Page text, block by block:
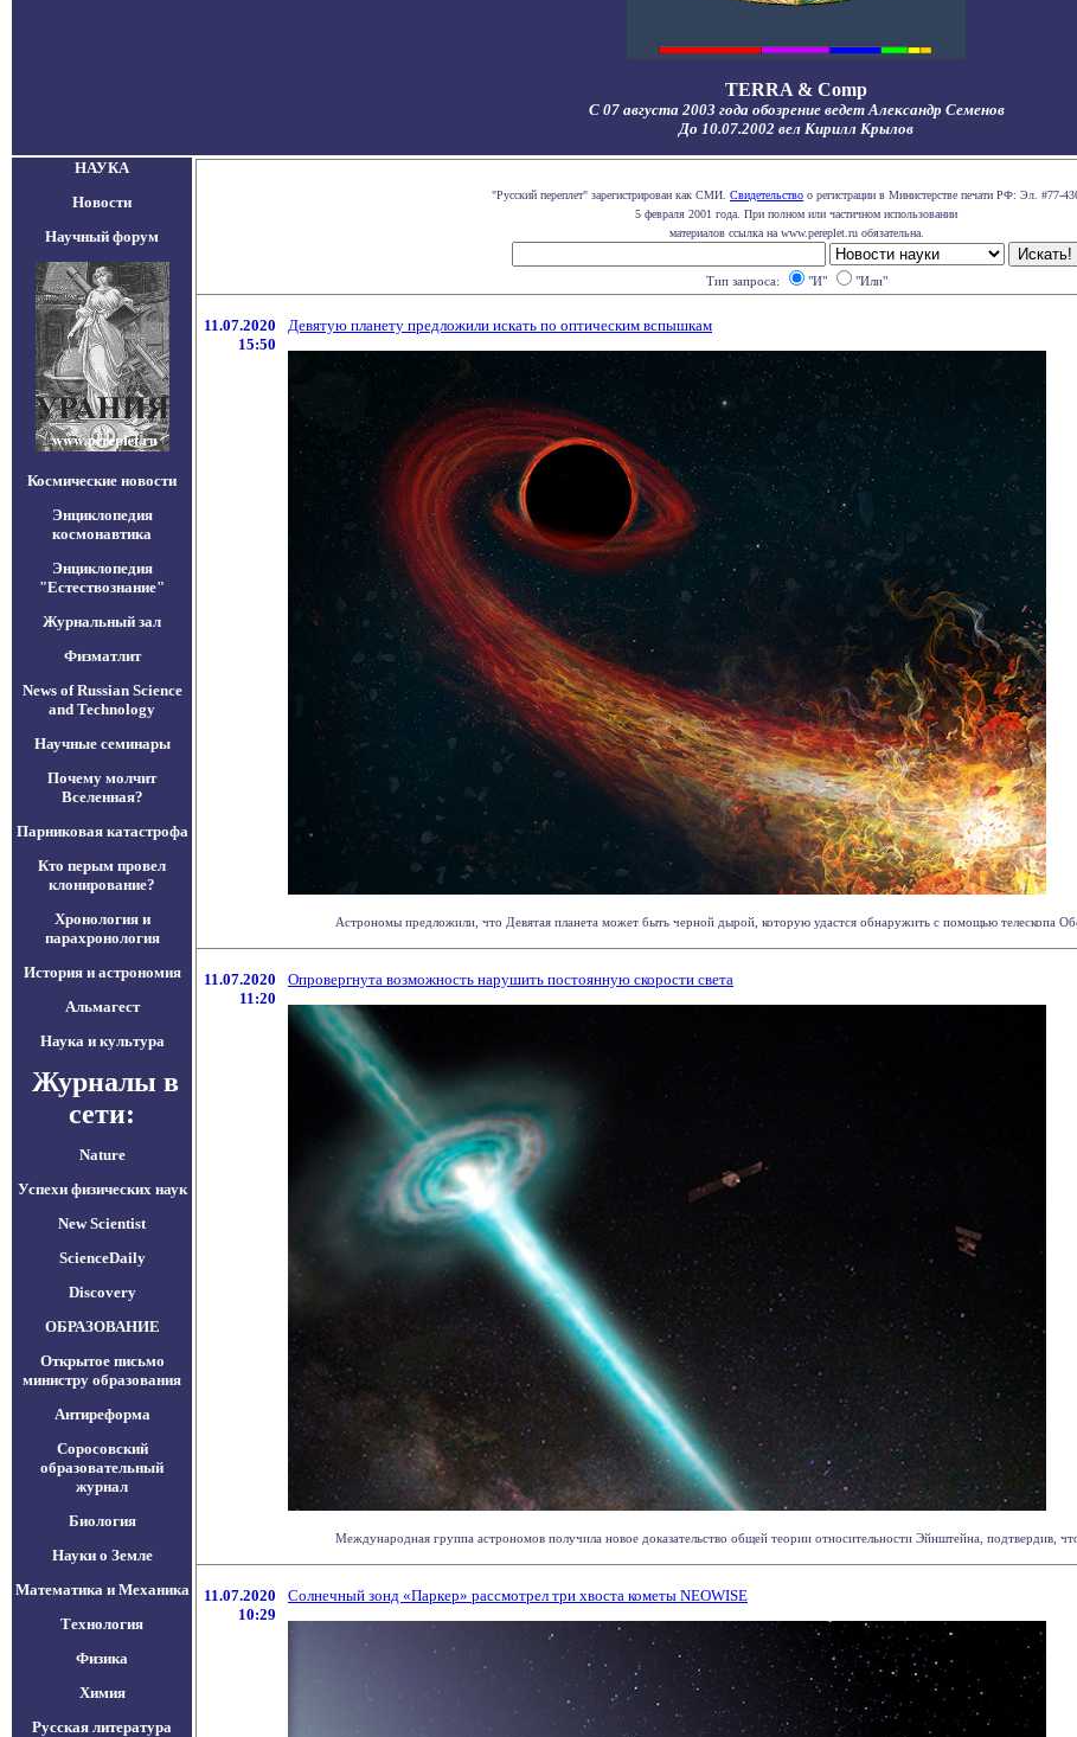
TERRA & Comp
С 07 августа 2003 года обозрение ведет Александр Семенов
До 10.07.2002 вел Кирилл Крылов
НАУКА
Новости
Научный форум
Космические новости
Энциклопедия
космонавтика
Энциклопедия
"Естествознание"
Журнальный зал
Физматлит
News of Russian Science
and Technology
Научные семинары
Почему молчит
Вселенная?
Парниковая катастрофа
Кто перым провел
клонирование?
Хронология и
парахронология
История и астрономия
Альмагест
Наука и культура
Журналы в
сети:
Nature
Успехи физических наук
New Scientist
ScienceDaily
Discovery
ОБРАЗОВАНИЕ
Открытое письмо
министру образования
Антиреформа
Соросовский
образовательный
журнал
Биология
Науки о Земле
Математика и Механика
Технология
Физика
Химия
Русская литература
"Русский переплет" зарегистрирован как СМИ. Свидетельство о регистрации в Министерстве печати РФ: Эл. #77-
5 февраля 2001 года. При полном или частичном использовании
материалов ссылка на www.pereplet.ru обязательна.
Тип запроса: "И" "Или"
11.07.2020
15:50
Девятую планету предложили искать по оптическим вспышкам
Астрономы предложили, что Девятая планета может быть черной дырой, которую удастся обнаружить с помощью телескопа
11.07.2020
11:20
Опровергнута возможность нарушить постоянную скорости света
Международная группа астрономов получила новое доказательство общей теории относительности Эйнштейна, подтвердив, что
11.07.2020
10:29
Солнечный зонд «Паркер» рассмотрел три хвоста кометы NEOWISE